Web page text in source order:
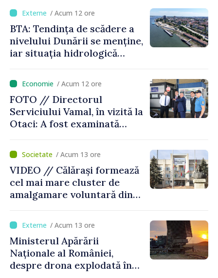
/ Acum 12 ore
BTA: Tendința de scădere a
nivelului Dunării se menține,
iar situația hidrologică
/ Acum 12 ore
FOTO // Directorul
Serviciului Vamal, în vizită la
Otaci: A fost examinată
control vamal cu un scanner
performant/ Acum 13 ore
VIDEO // Călărași formează
cel mai mare cluster de
amalgamare voluntară din
orășenesc a aprobat decizia
finală
/ Acum 13 ore
Ministerul Apărării
Naționale al României,
despre drona explodată în